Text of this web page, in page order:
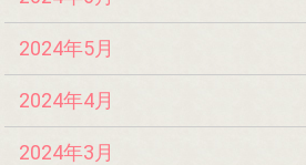
2024年5月
2024年4月
2024年3月